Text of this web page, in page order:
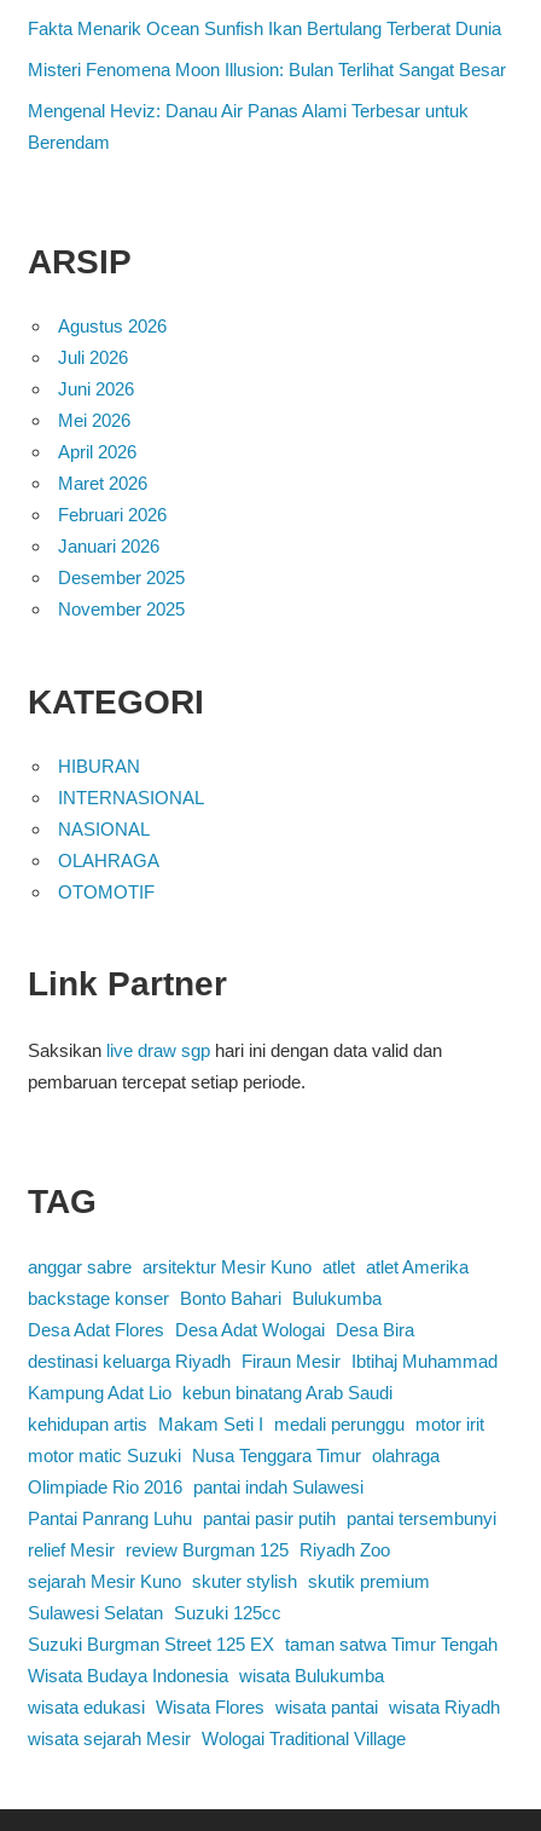
Fakta Menarik Ocean Sunfish Ikan Bertulang Terberat Dunia
Misteri Fenomena Moon Illusion: Bulan Terlihat Sangat Besar
Mengenal Heviz: Danau Air Panas Alami Terbesar untuk
Berendam
ARSIP
Agustus 2026
Juli 2026
Juni 2026
Mei 2026
April 2026
Maret 2026
Februari 2026
Januari 2026
Desember 2025
November 2025
KATEGORI
HIBURAN
INTERNASIONAL
NASIONAL
OLAHRAGA
OTOMOTIF
Link Partner
Saksikan live draw sgphari ini dengan data valid dan
pembaruan tercepat setiap periode.
TAG
anggar sabre arsitektur Mesir Kuno atlet atlet Amerika
backstage konser
Bonto Bahari
Bulukumba
Desa Adat Flores
Desa Adat Wologai
Desa Bira
destinasi keluarga Riyadh
Firaun Mesir
Ibtihaj Muhammad
Kampung Adat Lio
kebun binatang Arab Saudi
kehidupan artis
Makam Seti I medali perunggu
motor irit
motor matic Suzuki
Nusa Tenggara Timur olahraga
Olimpiade Rio 2016
pantai indah Sulawesi
Pantai Panrang Luhu
pantai pasir putih
pantai tersembunyi
relief Mesir
review Burgman 125
Riyadh Zoo
sejarah Mesir Kuno skuter stylish skutik premium
Sulawesi Selatan
Suzuki 125cc
Suzuki Burgman Street 125 EX taman satwa Timur Tengah
Wisata Budaya Indonesia wisata Bulukumba
wisata edukasi Wisata Flores wisata pantai wisata Riyadh
wisata sejarah Mesir Wologai Traditional Village